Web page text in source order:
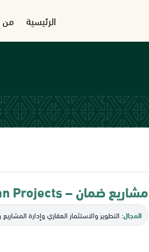
الرئيسية من
مشاريع ضمان – Daman Projects
المجال:التطوير والاستثمار العقاري وإدارة